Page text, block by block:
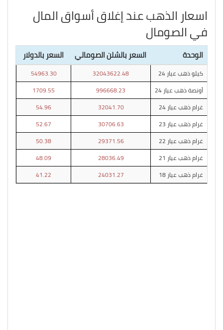
اسعار الذهب عند إغلاق أسواق المال
في الصومال
الوحدة السعر بالشلن الصومالي السعر بالدولار
كيلو ذهب عيار 24 32043622.48
54963.30
أونصة ذهب عيار 24
996668.23
1709.55
غرام ذهب عيار 24
32041.70
54.96
غرام ذهب عيار 23
30706.63
52.67
غرام ذهب عيار 22
29371.56
50.38
غرام ذهب عيار 21
28036.49
48.09
غرام ذهب عيار 18
24031.27
41.22